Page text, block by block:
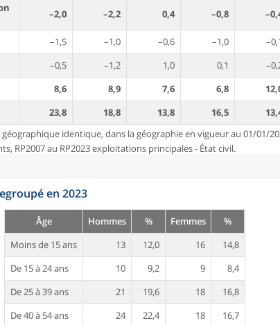
–2,0 –2,2 0,4 –0,8
–1,5 –1,0 –0,6 –1,0
–0,5 –1,2 1,0 0,1
8,6 8,9 7,6 6,8
23,8 18,8 13,8 16,5
identique, dans la géographie en vigueur au 01/01/
RP2007 au RP2023 exploitations principales - État civil.
en 2023
Âge Hommes % Femmes
%
Moins de 15 ans
13 12,0 16
14,8
De 15 à 24 ans
10 9,2 9
8,4
De 25 à 39 ans
21 19,6 18
16,8
De 40 à 54 ans
24 22,4 18
16,7